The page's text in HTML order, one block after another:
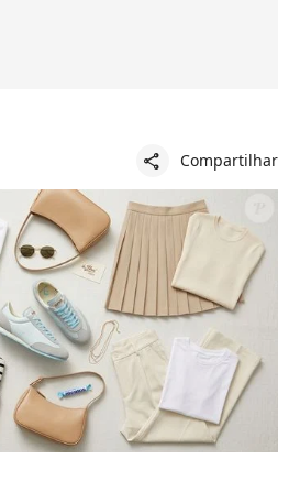
share Compartilhar